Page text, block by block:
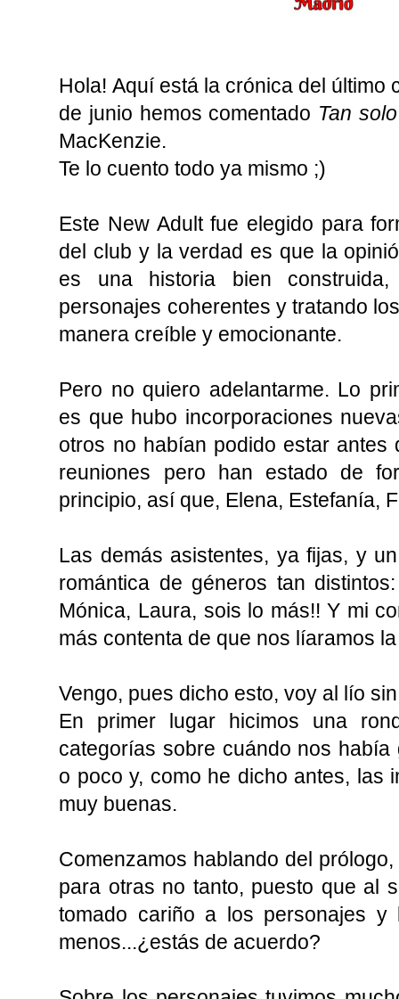
Hola! Aquí está la crónica del último
de junio hemos comentado Tan
MacKenzie.
Te lo cuento todo ya mismo ;)
Este New Adult fue elegido para
del club y la verdad es que la
es una historia bien
personajes coherentes y tratando
manera creíble y emocionante.
Pero no quiero adelantarme. Lo
es que hubo incorporaciones
otros no habían podido estar antes
reuniones pero han estado de
principio, así que, Elena, Estefanía,
Las demás asistentes, ya fijas, y
romántica de géneros tan
Mónica, Laura, sois lo más!! Y mi
más contenta de que nos líaramos
Vengo, pues dicho esto, voy al lío
En primer lugar hicimos una
categorías sobre cuándo nos
o poco y, como he dicho antes, las
muy buenas.
Comenzamos hablando del
para otras no tanto, puesto que al
tomado cariño a los personajes
menos...¿estás de acuerdo?